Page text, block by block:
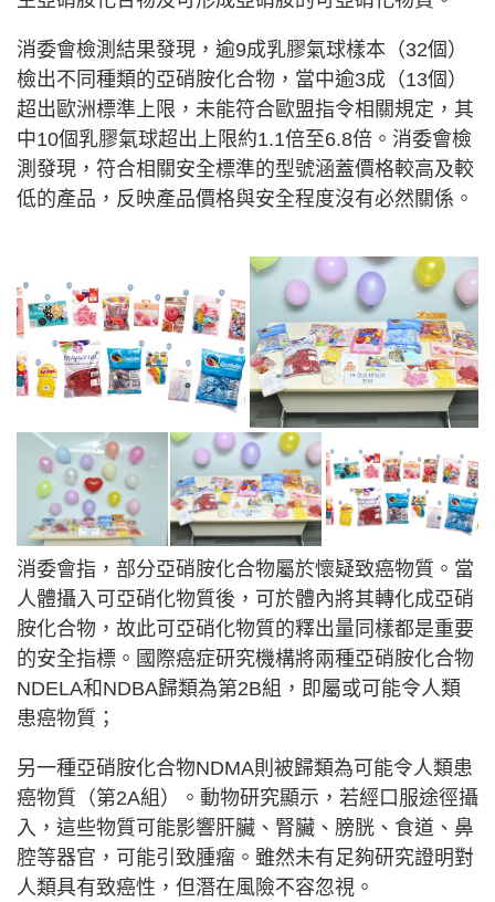
消委會檢測結果發現，逾9成乳膠氣球樣本（32個）
檢出不同種類的亞硝胺化合物，當中逾3成（13個）
超出歐洲標準上限，未能符合歐盟指令相關規定，其
中10個乳膠氣球超出上限約1.1倍至6.8倍。消委會檢
測發現，符合相關安全標準的型號涵蓋價格較高及較
低的產品，反映產品價格與安全程度沒有必然關係。
消委會指，部分亞硝胺化合物屬於懷疑致癌物質。當
人體攝入可亞硝化物質後，可於體內將其轉化成亞硝
胺化合物，故此可亞硝化物質的釋出量同樣都是重要
的安全指標。國際癌症研究機構將兩種亞硝胺化合物
NDELA和NDBA歸類為第2B組，即屬或可能令人類
患癌物質；
另一種亞硝胺化合物NDMA則被歸類為可能令人類患
癌物質（第2A組）。動物研究顯示，若經口服途徑攝
入，這些物質可能影響肝臟、腎臟、膀胱、食道、鼻
腔等器官，可能引致腫瘤。雖然未有足夠研究證明對
人類具有致癌性，但潛在風險不容忽視。